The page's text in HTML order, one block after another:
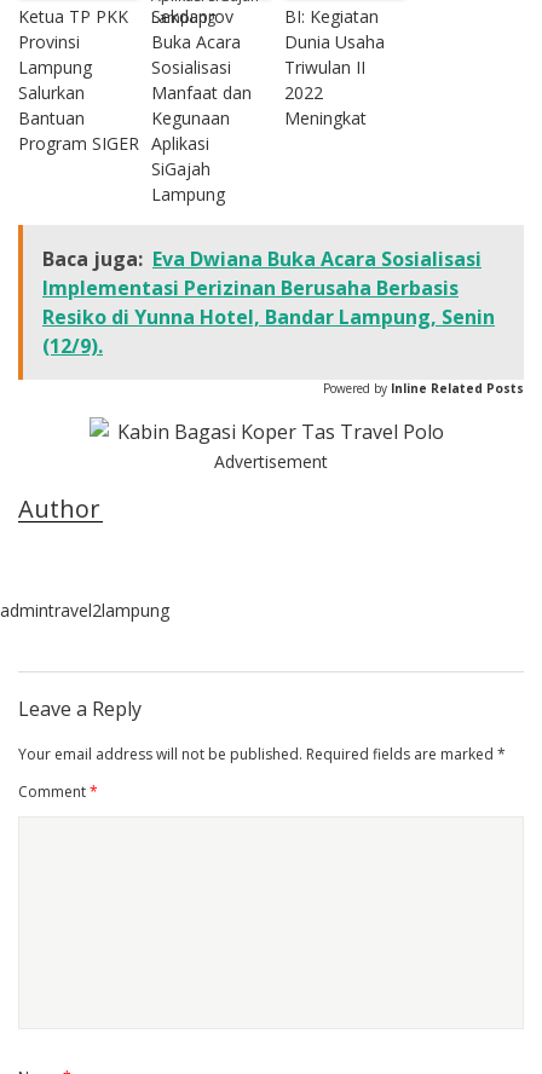
Ketua TP PKK
Provinsi
Lampung
Salurkan
Bantuan
Program SIGER
Sekdaprov
Buka Acara
Sosialisasi
Manfaat dan
Kegunaan
Aplikasi
SiGajah
Lampung
BI: Kegiatan
Dunia Usaha
Triwulan II
2022
Meningkat
Baca juga: Eva Dwiana Buka Acara Sosialisasi
Implementasi Perizinan Berusaha Berbasis
Resiko di Yunna Hotel, Bandar Lampung, Senin
(12/9).
Powered by Inline Related Posts
Advertisement
Author
admintravel2lampung
Leave a Reply
Your email address will not be published. Required fields are marked *
Comment*